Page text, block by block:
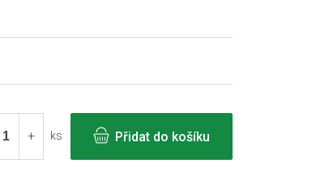
ks Přidat do košíku